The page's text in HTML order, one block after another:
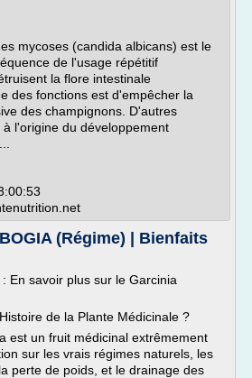
mycoses (candida albicans) est le
de l'usage répétitif
la flore intestinale
des fonctions est d'empêcher la
des champignons. D'autres
l'origine du développement
(Régime) | Bienfaits
En savoir plus sur le Garcinia
de la Plante Médicinale ?
est un fruit médicinal extrêmement
sur les vrais régimes naturels, les
perte de poids, et le drainage des